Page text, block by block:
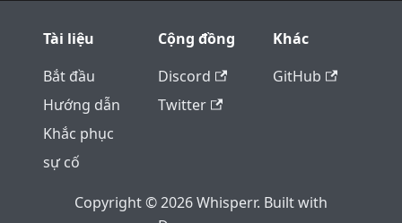
Tài liệu
Bắt đầu
Hướng dẫn
Khắc phục
sự cố
Cộng đồng
Discord
Twitter
Khác
GitHub
Copyright © 2026 Whisperr. Built with